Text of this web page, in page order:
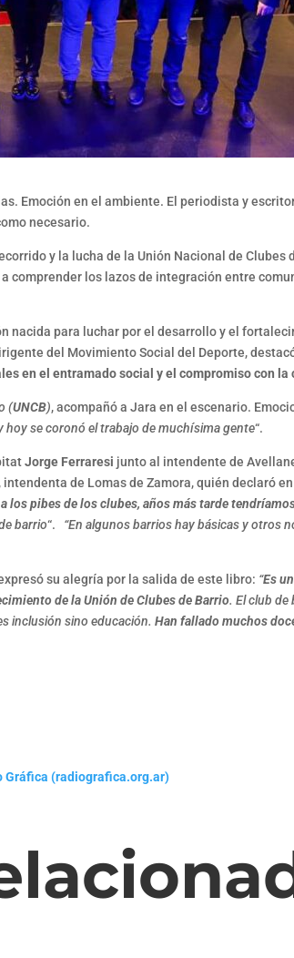
Emoción en el ambiente. El periodista y
necesario.
y la lucha de la Unión Nacional de
comprender los lazos de integración entre
nacida para luchar por el desarrollo y el
del Movimiento Social del Deporte,
en el entramado social y el compromiso con la
(UNCB), acompañó a Jara en el escenario.
hoy se coronó el trabajo de muchísima gente“.
Jorge Ferraresi junto al intendente de
, intendenta de Lomas de Zamora, quién declaró
los pibes de los clubes, años más tarde
barrio“. “En algunos barrios hay básicas y otros
su alegría por la salida de este libro: “Es
de la Unión de Clubes de Barrio. El club de
inclusión sino educación.Han fallado muchos
Gráfica (radiografica.org.ar)